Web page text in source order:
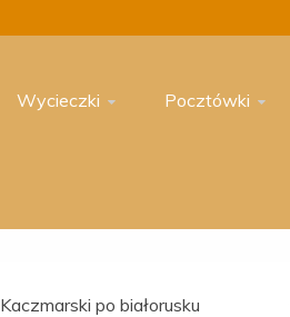
Wycieczki Pocztówki
Kaczmarski po białorusku